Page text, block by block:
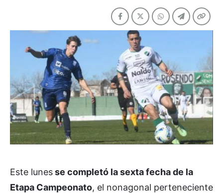
Este lunesse completó la sexta fecha de la
Etapa Campeonato, el nonagonal perteneciente